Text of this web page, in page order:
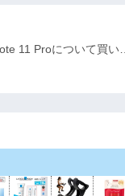
11 Proについて買い…